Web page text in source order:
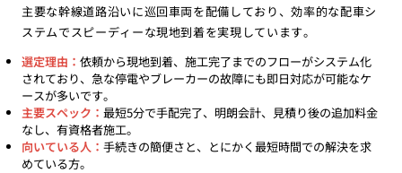
主要な幹線道路沿いに巡回車両を配備しており、効率的な配車シ
ステムでスピーディーな現地到着を実現しています。
選定理由： 依頼から現地到着、施工完了までのフローがシステム化
されており、急な停電やブレーカーの故障にも即日対応が可能なケ
ースが多いです。
主要スペック： 最短5分で手配完了、明朗会計、見積り後の追加料金
なし、有資格者施工。
向いている人： 手続きの簡便さと、とにかく最短時間での解決を求
めている方。